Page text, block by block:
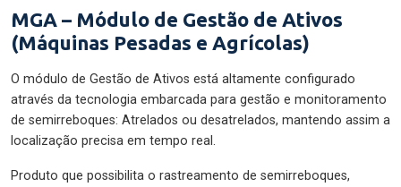
MGA – Módulo de Gestão de Ativos
(Máquinas Pesadas e Agrícolas)
O módulo de Gestão de Ativos está altamente configurado
através da tecnologia embarcada para gestão e monitoramento
de semirreboques: Atrelados ou desatrelados, mantendo assim a
localização precisa em tempo real.
Produto que possibilita o rastreamento de semirreboques,